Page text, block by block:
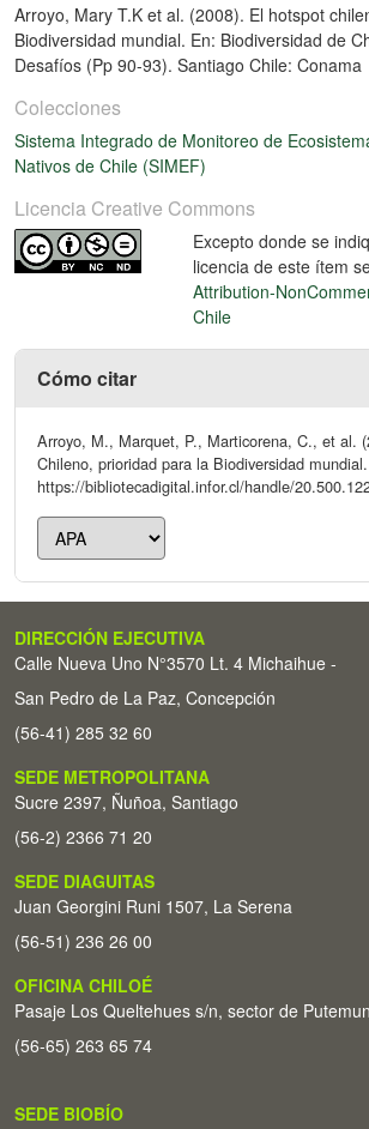
Arroyo, Mary T.K et al. (2008). El hotspot
Biodiversidad mundial. En: Biodiversidad de
Desafíos (Pp 90-93). Santiago Chile: Conama
Colecciones
Sistema Integrado de Monitoreo de
Nativos de Chile (SIMEF)
Licencia Creative Commons
Excepto donde se
licencia de este ítem
Attribution-
Chile
Cómo citar
Arroyo, M., Marquet, P., Marticorena, C., et al.
Chileno, prioridad para la Biodiversidad
https://bibliotecadigital.infor.cl/handle/
DIRECCIÓN EJECUTIVA
Calle Nueva Uno N°3570 Lt. 4 Michaihue -
San Pedro de La Paz, Concepción
(56-41) 285 32 60
SEDE METROPOLITANA
Sucre 2397, Ñuñoa, Santiago
(56-2) 2366 71 20
SEDE DIAGUITAS
Juan Georgini Runi 1507, La Serena
(56-51) 236 26 00
OFICINA CHILOÉ
Pasaje Los Queltehues s/n, sector de
(56-65) 263 65 74
SEDE BIOBÍO